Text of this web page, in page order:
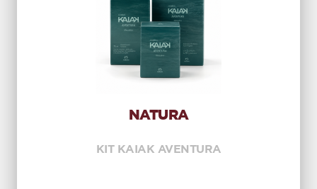
NATURA
KIT KAIAK AVENTURA